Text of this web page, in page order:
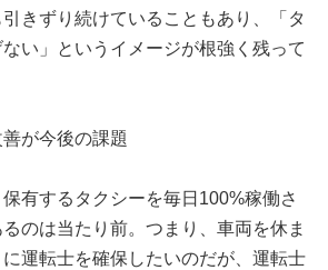
きずり続けていることもあり、「タ
い」というイメージが根強く残って
が今後の課題
有するタクシーを毎日100%稼働さ
のは当たり前。つまり、車両を休ま
運転士を確保したいのだが、運転士